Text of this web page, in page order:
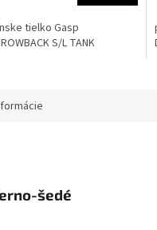
tielko Gasp
S/L TANK
šedé